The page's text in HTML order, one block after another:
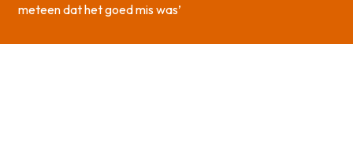
meteen dat het goed mis was’